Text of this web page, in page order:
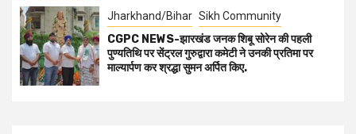
Jharkhand/Bihar Sikh Community
CGPC NEWS-झारखंड जनक शिबू सोरेन की पहली
पुण्यतिथि पर सेंट्रल गुरुद्वारा कमेटी ने उनकी प्रतिमा पर
माल्यार्पण कर श्रद्धा सुमन अर्पित किए.